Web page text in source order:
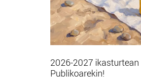
2026-2027 ikasturtean
Publikoarekin!